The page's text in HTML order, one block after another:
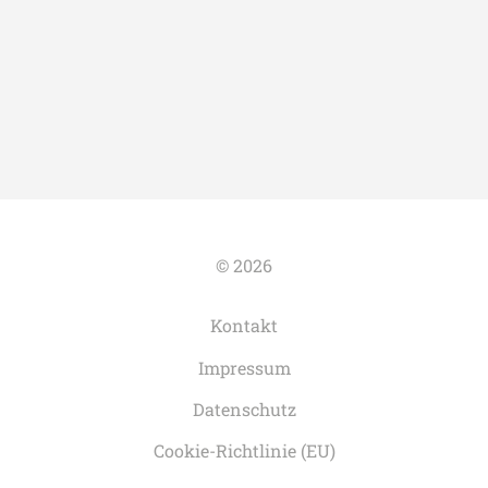
© 2026
Kontakt
Impressum
Datenschutz
Cookie-Richtlinie (EU)